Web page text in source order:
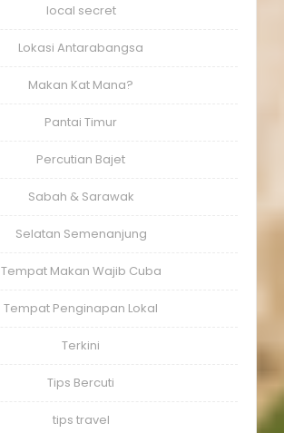
local secret
Lokasi Antarabangsa
Makan Kat Mana?
Pantai Timur
Percutian Bajet
Sabah & Sarawak
Selatan Semenanjung
Tempat Makan Wajib Cuba
Tempat Penginapan Lokal
Terkini
Tips Bercuti
tips travel